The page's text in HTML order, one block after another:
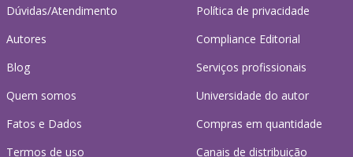
Dúvidas/Atendimento
Autores
Blog
Quem somos
Fatos e Dados
Termos de uso
Política de privacidade
Compliance Editorial
Serviços profissionais
Universidade do autor
Compras em quantidade
Canais de distribuição